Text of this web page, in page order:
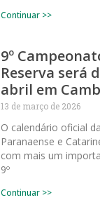
Continuar >>
9º
Reserva será
abril em
13 de março de 2026
O calendário oficial
Paranaense e
com mais um
9º
Continuar >>